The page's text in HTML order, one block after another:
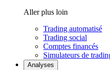
Aller plus loin
Trading automatisé
Trading social
Comptes financés
Simulateurs de
Analyses